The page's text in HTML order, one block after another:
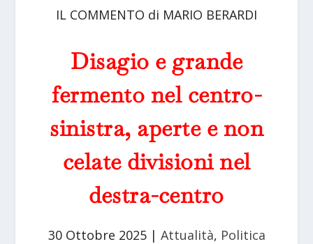
IL COMMENTO di MARIO BERARDI
Disagio e grande
fermento nel centro-
sinistra, aperte e non
celate divisioni nel
destra-centro
30 Ottobre 2025| Attualità, Politica